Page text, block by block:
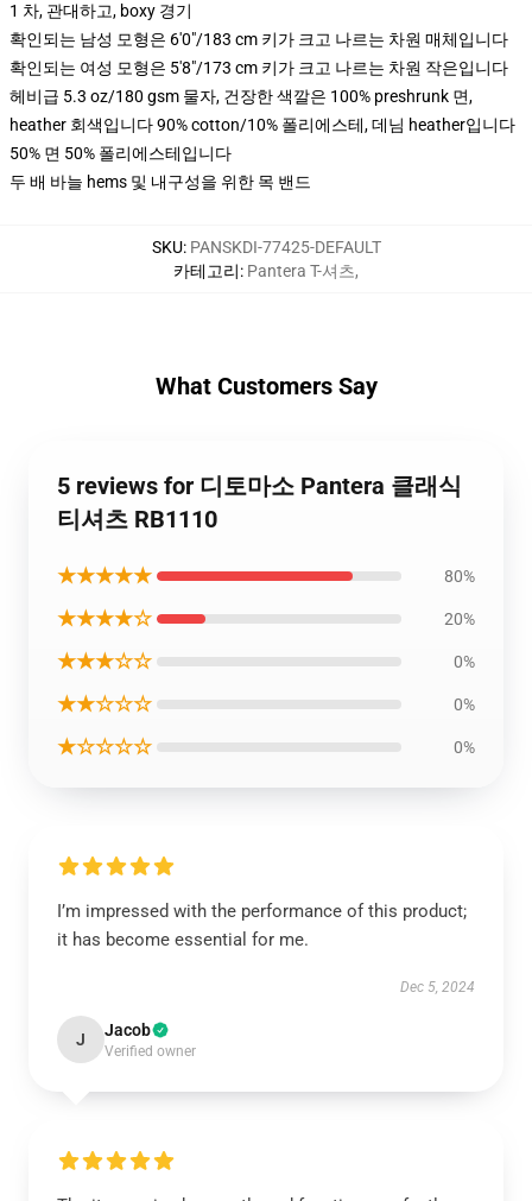
1 차, 관대하고, boxy 경기
확인되는 남성 모형은 6'0"/183 cm 키가 크고 나르는 차원 매체입니다
확인되는 여성 모형은 5'8"/173 cm 키가 크고 나르는 차원 작은입니다
헤비급 5.3 oz/180 gsm 물자, 건장한 색깔은 100% preshrunk 면,
heather 회색입니다 90% cotton/10% 폴리에스테, 데님 heather입니다
50% 면 50% 폴리에스테입니다
두 배 바늘 hems 및 내구성을 위한 목 밴드
SKU: PANSKDI-77425-DEFAULT
카테고리: Pantera T-셔츠,
What Customers Say
5 reviews for 디토마소 Pantera 클래식
티셔츠 RB1110
★★★★★ 80%
★★★★☆ 20%
★★★☆☆ 0%
★★☆☆☆ 0%
★☆☆☆☆ 0%
I’m impressed with the performance of this product;
it has become essential for me.
Dec 5, 2024
J Jacob
Verified owner